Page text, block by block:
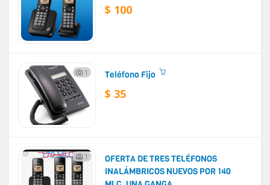
$ 100
1 Teléfono Fijo
$ 35
1
OFERTA DE TRES TELÉFONOS
INALÁMBRICOS NUEVOS POR 140